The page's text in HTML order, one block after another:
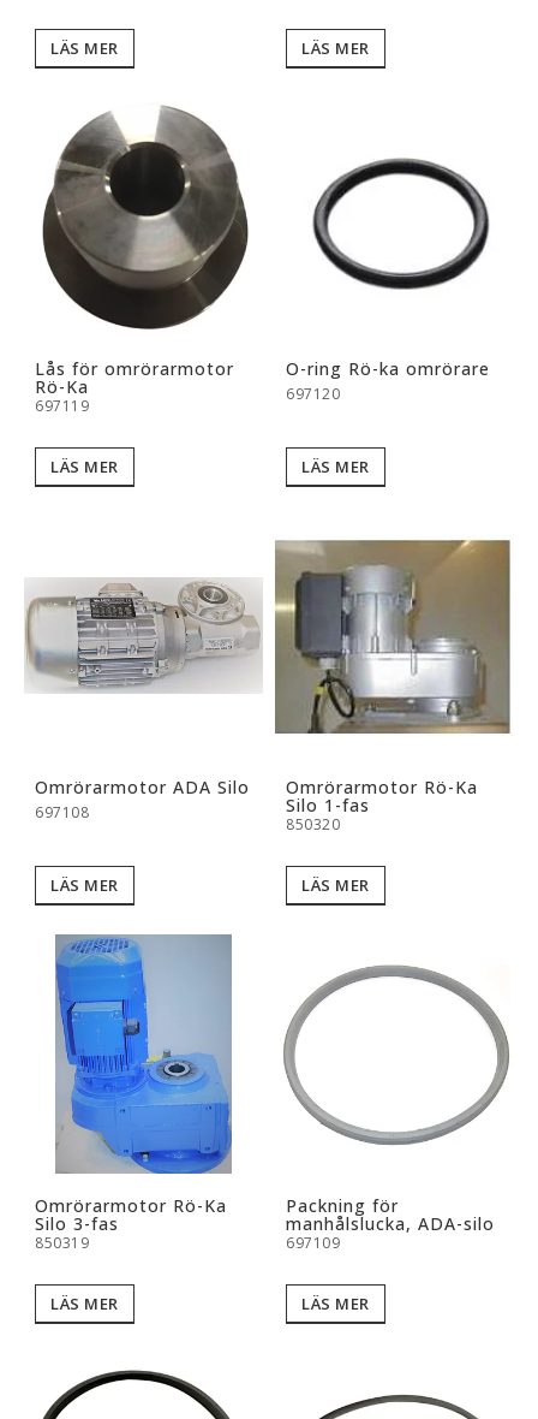
LÄS MER LÄS MER
Lås för omrörarmotor
Rö-Ka
697119
LÄS MER
O-ring Rö-ka omrörare
697120
LÄS MER
Omrörarmotor ADA Silo
697108
LÄS MER
Omrörarmotor Rö-Ka
Silo 1-fas
850320
LÄS MER
Omrörarmotor Rö-Ka
Silo 3-fas
850319
LÄS MER
Packning för
manhålslucka, ADA-silo
697109
LÄS MER